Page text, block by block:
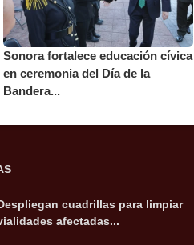
Sonora fortalece educación cívica
en ceremonia del Día de la
Bandera...
cuadrillas para limpiar
afectadas...